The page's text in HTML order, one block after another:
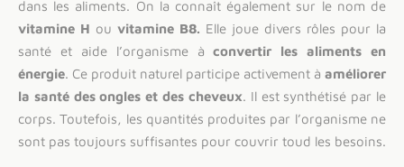
dans les aliments. On la connaît également sur le nom de
vitamine H ou vitamine B8. Elle joue divers rôles pour la
santé et aide l’organisme à convertir les aliments en
énergie. Ce produit naturel participe activement à améliorer
la santé des ongles et des cheveux. Il est synthétisé par le
corps. Toutefois, les quantités produites par l’organisme ne
sont pas toujours suffisantes pour couvrir toud les besoins.